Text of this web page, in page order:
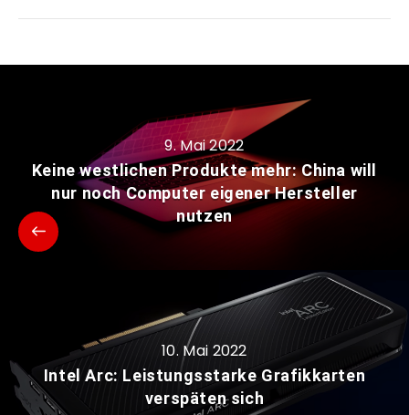
9. Mai 2022
Keine westlichen Produkte mehr: China will
nur noch Computer eigener Hersteller
nutzen
10. Mai 2022
Intel Arc: Leistungsstarke Grafikkarten
verspäten sich